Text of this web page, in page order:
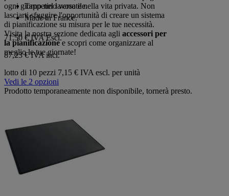
ogni giorno nel lavoro e nella vita privata. Non
lasciarti sfuggire l'opportunità di creare un sistema
di pianificazione su misura per le tue necessità.
Visita la nostra sezione dedicata agli accessori per
la pianificazionee scopri come organizzare al
meglio le tue giornate!
Tappetino versatile.
Made in France.
71,50 €IVA Escl.
87,23 € IVA incl.
lotto di 10 pezzi 7,15 € IVA escl. per unità
Vedi le 2 opzioni
Prodotto temporaneamente non disponibile, tornerà presto.